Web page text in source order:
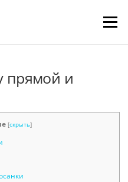
Меню
прямой и
[скрыть]